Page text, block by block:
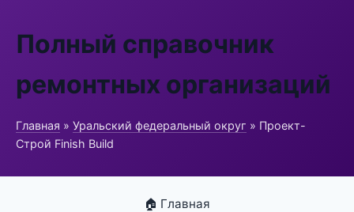
Полный справочник
ремонтных организаций
Главная » Уральский федеральный округ » Проект-
Строй Finish Build
🏠 Главная